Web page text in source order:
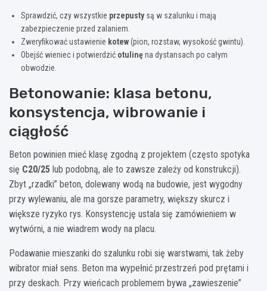
Sprawdzić, czy wszystkie przepustysą w szalunku i mają
zabezpieczenie przed zalaniem.
Zweryfikować ustawienie kotew(pion, rozstaw, wysokość gwintu).
Obejść wieniec i potwierdzić otulinęna dystansach po całym
obwodzie.
Betonowanie: klasa betonu,
konsystencja, wibrowanie i
ciągłość
Beton powinien mieć klasę zgodną z projektem (często spotyka
się C20/25 lub podobną, ale to zawsze zależy od konstrukcji).
Zbyt „rzadki” beton, dolewany wodą na budowie, jest wygodny
przy wylewaniu, ale ma gorsze parametry, większy skurcz i
większe ryzyko rys. Konsystencję ustala się zamówieniem w
wytwórni, a nie wiadrem wody na placu.
Podawanie mieszanki do szalunku robi się warstwami, tak żeby
wibrator miał sens. Beton ma wypełnić przestrzeń pod prętami i
przy deskach. Przy wieńcach problemem bywa „zawieszenie”